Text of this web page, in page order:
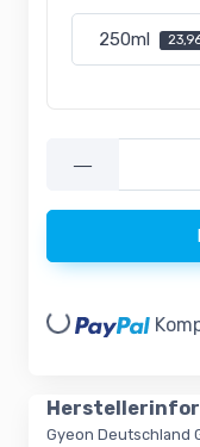
250ml
—
Loading...
Gyeon Deutschland